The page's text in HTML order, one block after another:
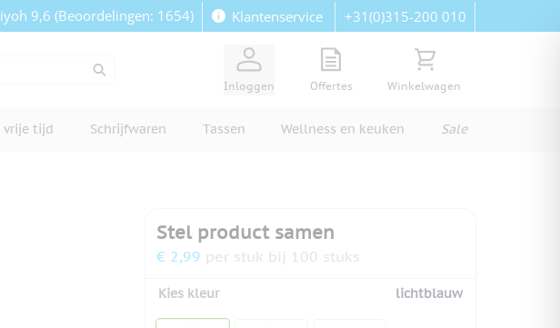
9,6 (Beoordelingen: 1654) Klantenservice +31(0)315-200 010
Inloggen
View quote, Quote is empty
Offertes
Bekijk winkelwagen,
Winkelwagen
vrije tijd Schrijfwaren Tassen Wellness en keuken Sale
Stel product samen
€ 2,99 per stuk bij 100 stuks
Kies kleur lichtblauw